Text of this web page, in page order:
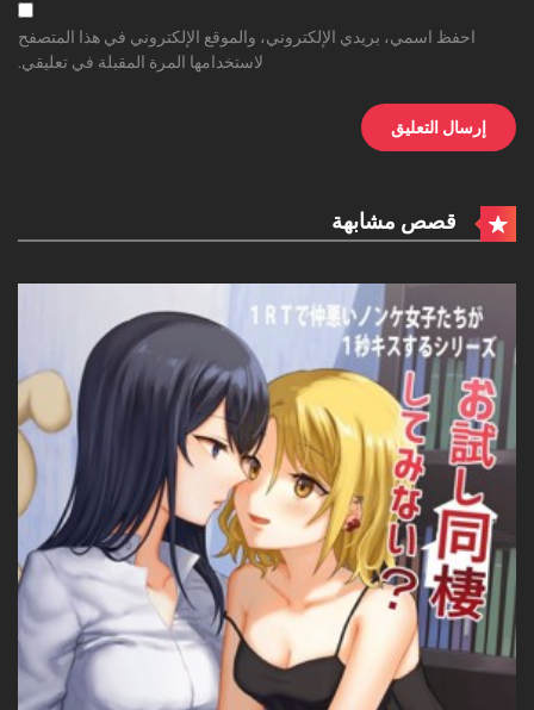
احفظ اسمي، بريدي الإلكتروني، والموقع الإلكتروني في هذا المتصفح
لاستخدامها المرة المقبلة في تعليقي.
قصص مشابهة